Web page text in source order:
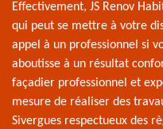
Effectivement, JS Renov
qui peut se mettre à votre
appel à un professionnel si
aboutisse à un résultat
façadier professionnel et
mesure de réaliser des
Sivergues respectueux des